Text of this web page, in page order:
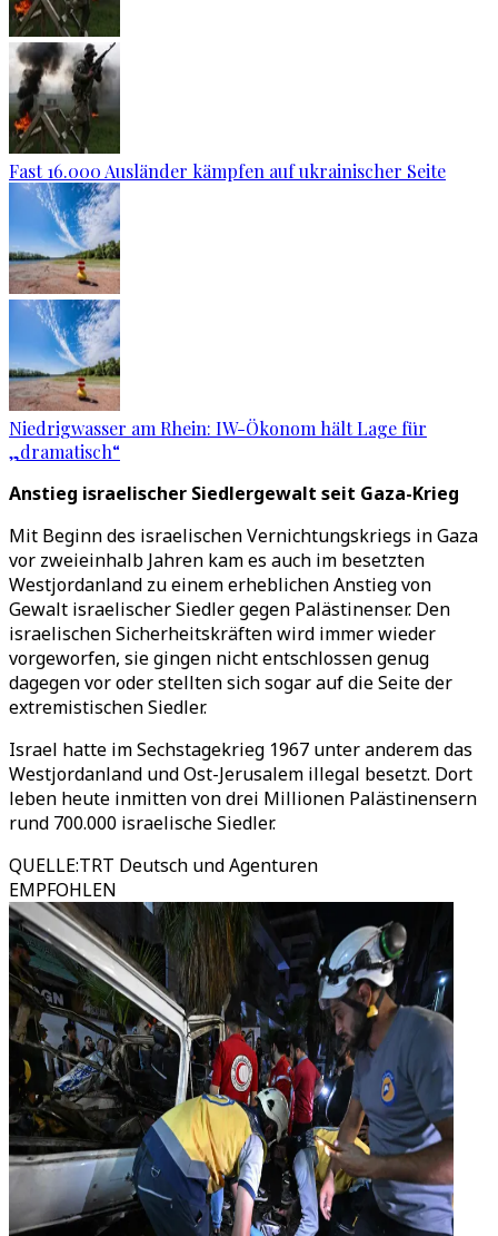
Fast 16.000 Ausländer kämpfen auf ukrainischer Seite
Niedrigwasser am Rhein: IW-Ökonom hält Lage für
„dramatisch“
Anstieg israelischer Siedlergewalt seit Gaza-Krieg
Mit Beginn des israelischen Vernichtungskriegs in Gaza
vor zweieinhalb Jahren kam es auch im besetzten
Westjordanland zu einem erheblichen Anstieg von
Gewalt israelischer Siedler gegen Palästinenser. Den
israelischen Sicherheitskräften wird immer wieder
vorgeworfen, sie gingen nicht entschlossen genug
dagegen vor oder stellten sich sogar auf die Seite der
extremistischen Siedler.
Israel hatte im Sechstagekrieg 1967 unter anderem das
Westjordanland und Ost-Jerusalem illegal besetzt. Dort
leben heute inmitten von drei Millionen Palästinensern
rund 700.000 israelische Siedler.
QUELLE:TRT Deutsch und Agenturen
EMPFOHLEN